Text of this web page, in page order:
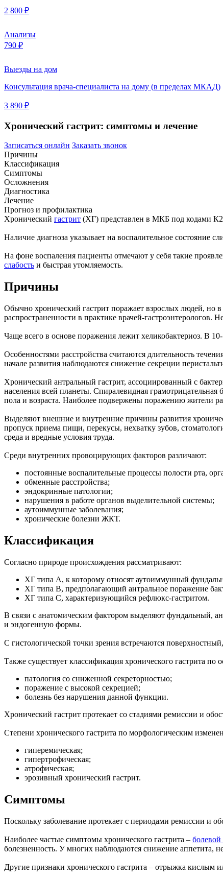
2 800 ₽
Анализы
790 ₽
Выезды на дом
Консультация врача-специалиста на дому (в пределах МКАД)
3 890 ₽
Хронический гастрит: симптомы и лечение
Записаться онлайн Заказать звонок
Причины
Классификация
Симптомы
Осложнения
Диагностика
Лечение
Прогноз и профилактика
Хронический гастрит (ХГ) представлен в МКБ под кодами
Наличие диагноза указывает на воспалительное состояние
На фоне воспаления пациенты отмечают у себя такие
слабость и быстрая утомляемость.
Причины
Обычно хронический гастрит поражает взрослых людей, но
распространенности в практике врачей-гастроэнтерологов.
Чаще всего в основе поражения лежит хеликобактериоз. В
Особенностями расстройства считаются длительность
начале развития наблюдаются снижение секреции
Хронический антральный гастрит, ассоциированный с
населения всей планеты. Спиралевидная
пола и возраста. Наиболее подвержены поражению жители
Выделяют внешние и внутренние причины развития
пропуск приема пищи, перекусы, нехватку зубов,
среда и вредные условия труда.
Среди внутренних провоцирующих факторов различают:
постоянные воспалительные процессы полости рта,
обменные расстройства;
эндокринные патологии;
нарушения в работе органов выделительной системы;
аутоиммунные заболевания;
хронические болезни ЖКТ.
Классификация
Согласно природе происхождения рассматривают:
ХГ типа А, к которому относят аутоиммунный
ХГ типа В, предполагающий антральное поражение
ХГ типа С, характеризующийся рефлюкс-гастритом.
В связи с анатомическим фактором выделяют фундальный,
и эндогенную формы.
С гистологической точки зрения встречаются
Также существует классификация хронического гастрита
патология со сниженной секреторностью;
поражение с высокой секрецией;
болезнь без нарушения данной функции.
Хронический гастрит протекает со стадиями ремиссии и
Степени хронического гастрита по морфологическим
гиперемическая;
гипертрофическая;
атрофическая;
эрозивный хронический гастрит.
Симптомы
Поскольку заболевание протекает с периодами ремиссии и
Наиболее частые симптомы хронического гастрита –
болезненность. У многих наблюдаются снижение аппетита,
Другие признаки хронического гастрита – отрыжка кислым